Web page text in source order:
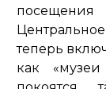
посещения
теперь
как